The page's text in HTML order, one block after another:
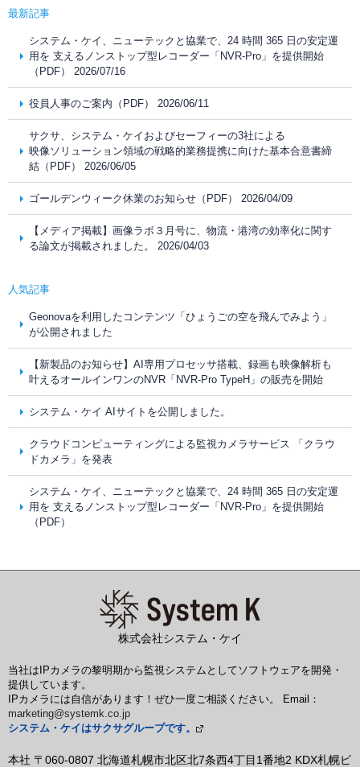
最新記事
システム・ケイ、ニューテックと協業で、24 時間 365 日の安定運
用を 支えるノンストップ型レコーダー「NVR-Pro」を提供開始
（PDF） 2026/07/16
役員人事のご案内（PDF） 2026/06/11
サクサ、システム・ケイおよびセーフィーの3社による
映像ソリューション領域の戦略的業務提携に向けた基本合意書締
結（PDF） 2026/06/05
ゴールデンウィーク休業のお知らせ（PDF） 2026/04/09
【メディア掲載】画像ラボ３月号に、物流・港湾の効率化に関す
る論文が掲載されました。 2026/04/03
人気記事
Geonovaを利用したコンテンツ「ひょうごの空を飛んでみよう」
が公開されました
【新製品のお知らせ】AI専用プロセッサ搭載、録画も映像解析も
叶えるオールインワンのNVR「NVR-Pro TypeH」の販売を開始
システム・ケイ AIサイトを公開しました。
クラウドコンピューティングによる監視カメラサービス 「クラウ
ドカメラ」を発表
システム・ケイ、ニューテックと協業で、24 時間 365 日の安定運
用を 支えるノンストップ型レコーダー「NVR-Pro」を提供開始
（PDF）
株式会社システム・ケイ
当社はIPカメラの黎明期から監視システムとしてソフトウェアを開発・
提供しています。
IPカメラには自信があります！ぜひ一度ご相談ください。 Email：
marketing@systemk.co.jp
システム・ケイはサクサグループです。
本社 〒060-0807 北海道札幌市北区北7条西4丁目1番地2 KDX札幌ビ